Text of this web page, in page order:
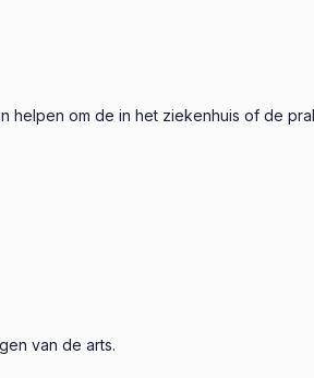
helpen om de in het ziekenhuis of de
van de arts.